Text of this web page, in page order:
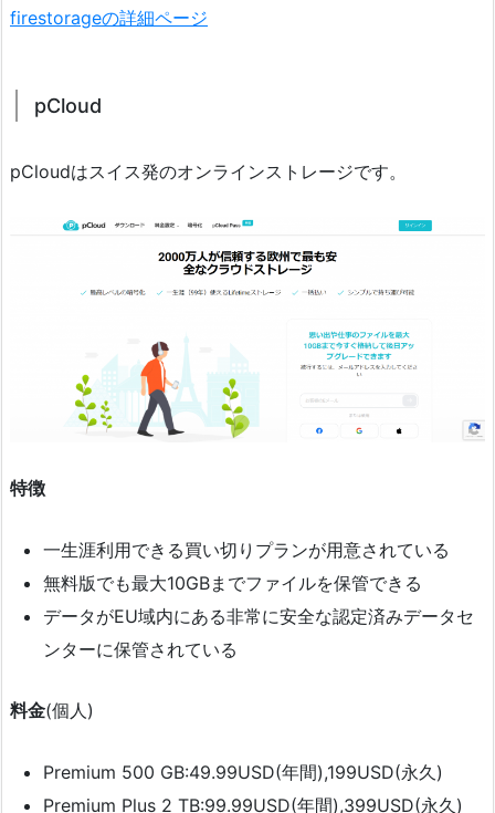
firestorageの詳細ページ
pCloud
pCloudはスイス発のオンラインストレージです。
特徴
一生涯利用できる買い切りプランが用意されている
無料版でも最大10GBまでファイルを保管できる
データがEU域内にある非常に安全な認定済みデータセ
ンターに保管されている
料金(個人)
Premium 500 GB:49.99USD(年間),199USD(永久)
Premium Plus 2 TB:99.99USD(年間),399USD(永久)